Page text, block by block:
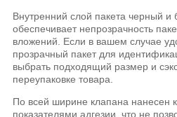
Внутренний слой пакета черный
обеспечивает непрозрачность
вложений. Если в вашем случае
прозрачный пакет для
выбрать подходящий размер и
переупаковке товара.
По всей ширине клапана нанесен
показателями адгезии, что не